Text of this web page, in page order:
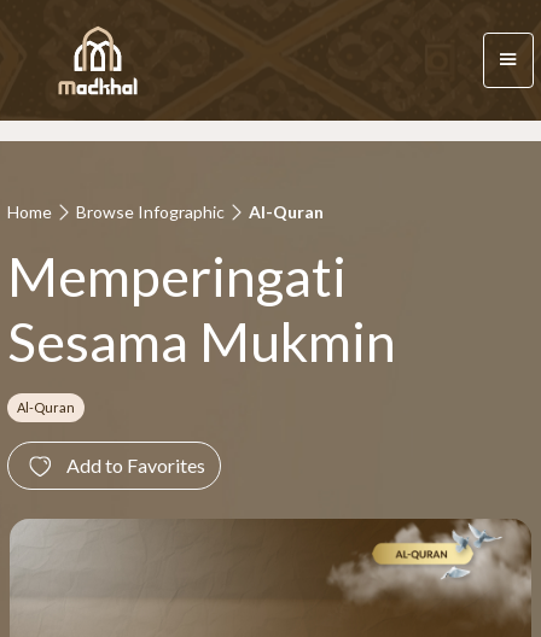
Home Browse Infographic Al-Quran
Memperingati
Sesama Mukmin
Al-Quran
Add to Favorites